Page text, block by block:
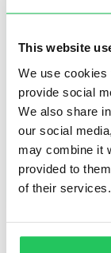
This website
We use cookies
provide social
We also share
our social
may combine it
provided to
of their services.
Az
marketing